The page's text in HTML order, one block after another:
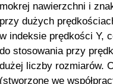
mokrej nawierzchni i
przy dużych
w indeksie prędkości Y,
do stosowania przy
dużej liczby rozmiarów.
(stworzone we